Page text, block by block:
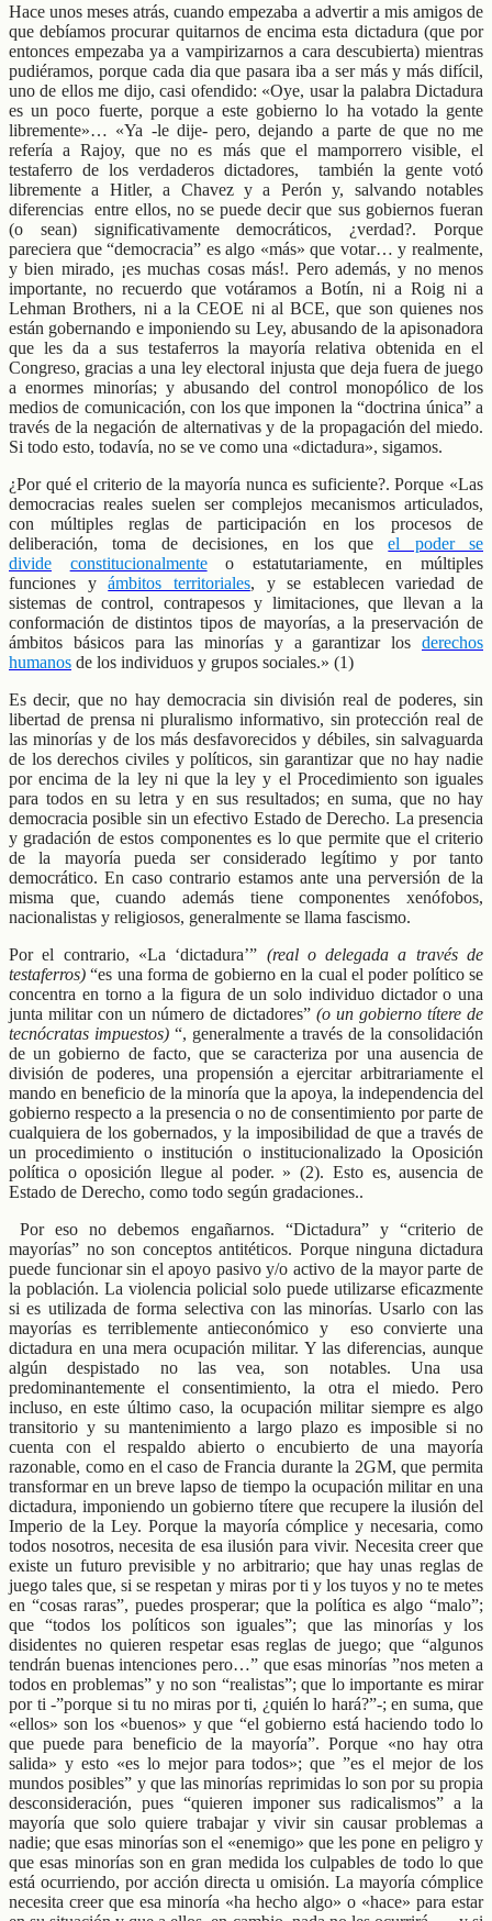
Hace unos meses atrás, cuando empezaba a advertir a mis amigos de
que debíamos procurar quitarnos de encima esta dictadura (que por
entonces empezaba ya a vampirizarnos a cara descubierta) mientras
pudiéramos, porque cada dia que pasara iba a ser más y más difícil,
uno de ellos me dijo, casi ofendido: «Oye, usar la palabra Dictadura
es un poco fuerte, porque a este gobierno lo ha votado la gente
libremente»… «Ya -le dije- pero, dejando a parte de que no me
refería a Rajoy, que no es más que el mamporrero visible, el
testaferro de los verdaderos dictadores, también la gente votó
libremente a Hitler, a Chavez y a Perón y, salvando notables
diferencias entre ellos, no se puede decir que sus gobiernos fueran
(o sean) significativamente democráticos, ¿verdad?. Porque
pareciera que “democracia” es algo «más» que votar… y realmente,
y bien mirado, ¡es muchas cosas más!. Pero además, y no menos
importante, no recuerdo que votáramos a Botín, ni a Roig ni a
Lehman Brothers, ni a la CEOE ni al BCE, que son quienes nos
están gobernando e imponiendo su Ley, abusando de la apisonadora
que les da a sus testaferros la mayoría relativa obtenida en el
Congreso, gracias a una ley electoral injusta que deja fuera de juego
a enormes minorías; y abusando del control monopólico de los
medios de comunicación, con los que imponen la “doctrina única” a
través de la negación de alternativas y de la propagación del miedo.
Si todo esto, todavía, no se ve como una «dictadura», sigamos.
¿Por qué el criterio de la mayoría nunca es suficiente?. Porque «Las
democracias reales suelen ser complejos mecanismos articulados,
con múltiples reglas de participación en los procesos de
deliberación, toma de decisiones, en los queel poder se
divide
constitucionalmenteo estatutariamente, en múltiples
funciones yámbitos territoriales, y se establecen variedad de
sistemas de control, contrapesos y limitaciones, que llevan a la
conformación de distintos tipos de mayorías, a la preservación de
ámbitos básicos para las minorías y a garantizar los derechos
humanos de los individuos y grupos sociales.» (1)
Es decir, que no hay democracia sin división real de poderes, sin
libertad de prensa ni pluralismo informativo, sin protección real de
las minorías y de los más desfavorecidos y débiles, sin salvaguarda
de los derechos civiles y políticos, sin garantizar que no hay nadie
por encima de la ley ni que la ley y el Procedimiento son iguales
para todos en su letra y en sus resultados; en suma, que no hay
democracia posible sin un efectivo Estado de Derecho. La presencia
y gradación de estos componentes es lo que permite que el criterio
de la mayoría pueda ser considerado legítimo y por tanto
democrático. En caso contrario estamos ante una perversión de la
misma que, cuando además tiene componentes xenófobos,
nacionalistas y religiosos, generalmente se llama fascismo.
Por el contrario, «La ‘dictadura’” (real o delegada a través de
testaferros) “es una forma de gobierno en la cual el poder político se
concentra en torno a la figura de un solo individuo dictador o una
junta militar con un número de dictadores” (o un gobierno títere de
tecnócratas impuestos)“, generalmente a través de la consolidación
de un gobierno de facto, que se caracteriza por una ausencia de
división de poderes, una propensión a ejercitar arbitrariamente el
mando en beneficio de la minoría que la apoya, la independencia del
gobierno respecto a la presencia o no de consentimiento por parte de
cualquiera de los gobernados, y la imposibilidad de que a través de
un procedimiento o institución o institucionalizado la Oposición
política o oposición llegue al poder. » (2). Esto es, ausencia de
Estado de Derecho, como todo según gradaciones..
Por eso no debemos engañarnos. “Dictadura” y “criterio de
mayorías” no son conceptos antitéticos. Porque ninguna dictadura
puede funcionar sin el apoyo pasivo y/o activo de la mayor parte de
la población. La violencia policial solo puede utilizarse eficazmente
si es utilizada de forma selectiva con las minorías. Usarlo con las
mayorías es terriblemente antieconómico y eso convierte una
dictadura en una mera ocupación militar. Y las diferencias, aunque
algún despistado no las vea, son notables. Una usa
predominantemente el consentimiento, la otra el miedo. Pero
incluso, en este último caso, la ocupación militar siempre es algo
transitorio y su mantenimiento a largo plazo es imposible si no
cuenta con el respaldo abierto o encubierto de una mayoría
razonable, como en el caso de Francia durante la 2GM, que permita
transformar en un breve lapso de tiempo la ocupación militar en una
dictadura, imponiendo un gobierno títere que recupere la ilusión del
Imperio de la Ley. Porque la mayoría cómplice y necesaria, como
todos nosotros, necesita de esa ilusión para vivir. Necesita creer que
existe un futuro previsible y no arbitrario; que hay unas reglas de
juego tales que, si se respetan y miras por ti y los tuyos y no te metes
en “cosas raras”, puedes prosperar; que la política es algo “malo”;
que “todos los políticos son iguales”; que las minorías y los
disidentes no quieren respetar esas reglas de juego; que “algunos
tendrán buenas intenciones pero…” que esas minorías ”nos meten a
todos en problemas” y no son “realistas”; que lo importante es mirar
por ti -”porque si tu no miras por ti, ¿quién lo hará?”-; en suma, que
«ellos» son los «buenos» y que “el gobierno está haciendo todo lo
que puede para beneficio de la mayoría”. Porque «no hay otra
salida» y esto «es lo mejor para todos»; que ”es el mejor de los
mundos posibles” y que las minorías reprimidas lo son por su propia
desconsideración, pues “quieren imponer sus radicalismos” a la
mayoría que solo quiere trabajar y vivir sin causar problemas a
nadie; que esas minorías son el «enemigo» que les pone en peligro y
que esas minorías son en gran medida los culpables de todo lo que
está ocurriendo, por acción directa u omisión. La mayoría cómplice
necesita creer que esa minoría «ha hecho algo» o «hace» para estar